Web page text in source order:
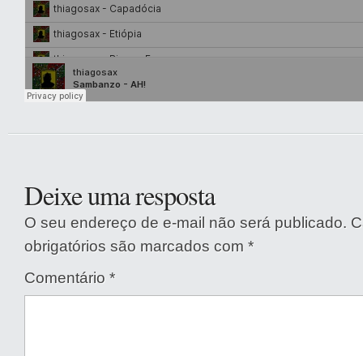
Deixe uma resposta
O seu endereço de e-mail não será publicado.
obrigatórios são marcados com *
Comentário *